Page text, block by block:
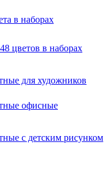
в наборах
цветов в наборах
для художников
офисные
с детским рисунком